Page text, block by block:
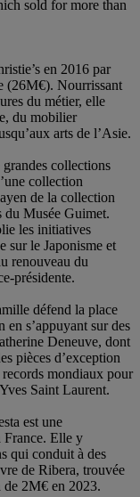
sold for more than
en 2016 par
(26M€). Nourrissant
du métier, elle
du mobilier
arts de l’Asie.
collections
collection
de la collection
du Musée Guimet.
les initiatives
sur le Japonisme et
renouveau du
présidente.
défend la place
en s’appuyant sur des
Deneuve, dont
pièces d’exception
mondiaux pour
Saint Laurent.
est une
France. Elle y
qui conduit à des
de Ribera, trouvée
de 2M€ en 2023.